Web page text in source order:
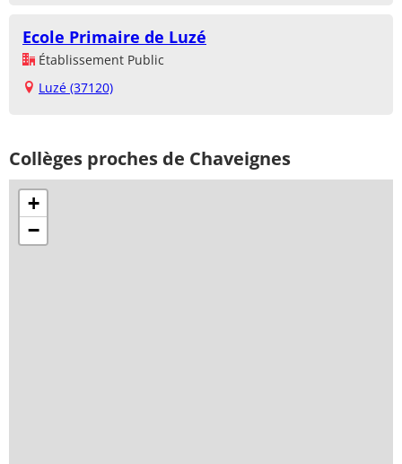
Ecole Primaire de Luzé
Établissement Public
Luzé (37120)
Collèges proches de Chaveignes
+
−